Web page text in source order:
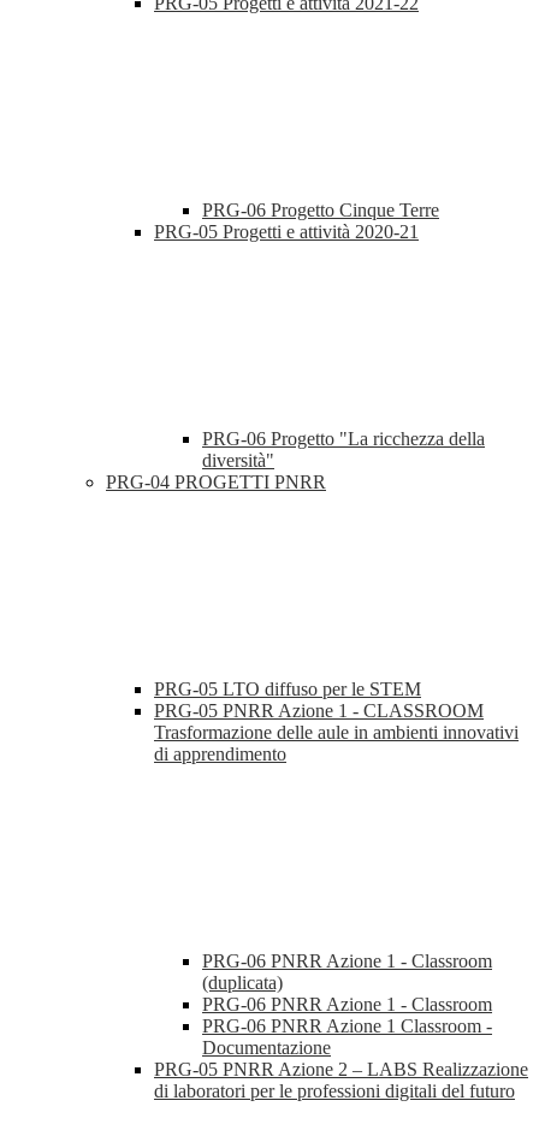
PRG-06 Progetto Cinque Terre
PRG-05 Progetti e attività 2020-21
PRG-06 Progetto "La ricchezza della
diversità"
PRG-04 PROGETTI PNRR
PRG-05 LTO diffuso per le STEM
PRG-05 PNRR Azione 1 - CLASSROOM
Trasformazione delle aule in ambienti innovativi
di apprendimento
PRG-06 PNRR Azione 1 - Classroom
(duplicata)
PRG-06 PNRR Azione 1 - Classroom
PRG-06 PNRR Azione 1 Classroom -
Documentazione
PRG-05 PNRR Azione 2 – LABS Realizzazione
di laboratori per le professioni digitali del futuro